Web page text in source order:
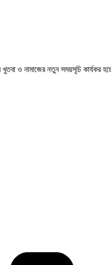
ও নামাজের নতুন সময়সূচি কার্যকর